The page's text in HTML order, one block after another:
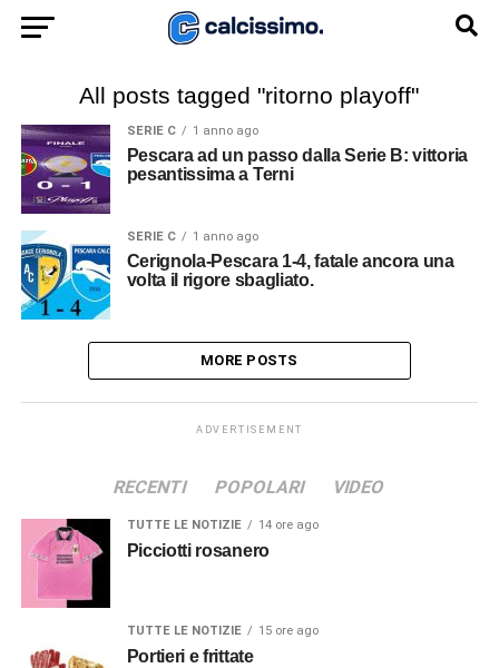
All posts tagged "ritorno playoff"
SERIE C 1 anno ago
Pescara ad un passo dalla Serie B: vittoria
pesantissima a Terni
SERIE C 1 anno ago
Cerignola-Pescara 1-4, fatale ancora una
volta il rigore sbagliato.
MORE POSTS
ADVERTISEMENT
RECENTI POPOLARI VIDEO
TUTTE LE NOTIZIE 14 ore ago
Picciotti rosanero
TUTTE LE NOTIZIE 15 ore ago
Portieri e frittate